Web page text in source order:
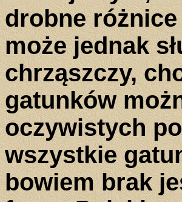
drobne
może jednak
chrząszczy,
gatunków
oczywistych
wszystkie
bowiem brak